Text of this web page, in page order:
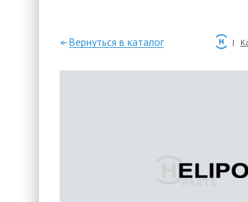
—Вернуться в каталог